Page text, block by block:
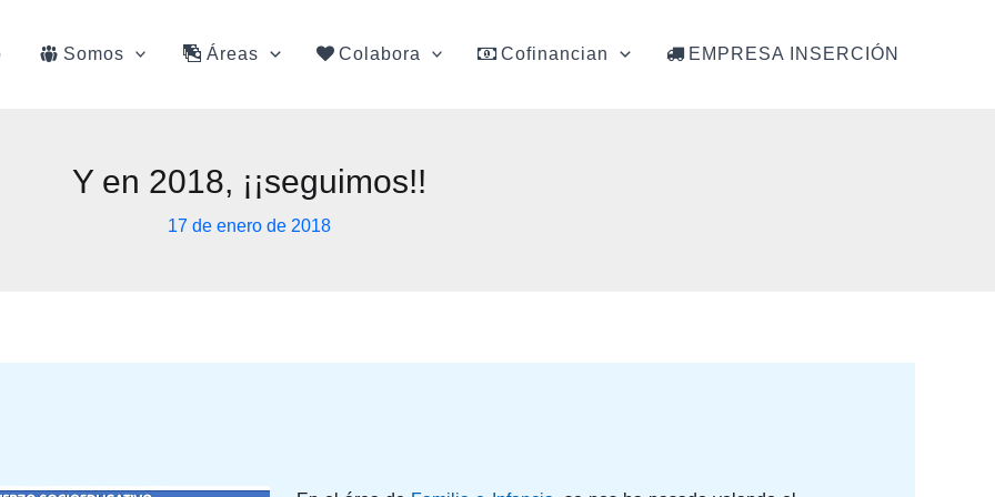
Somos Áreas Colabora Cofinancian EMPRESA INSERCIÓN
Y en 2018, ¡¡seguimos!!
17 de enero de 2018